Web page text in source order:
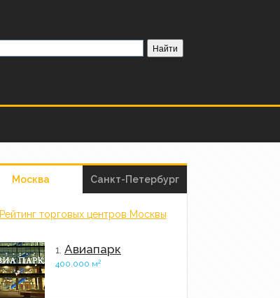
Москва Санкт-Петербург
Рейтинг торговых центров Москвы
1. Авиапарк
400.000 м2